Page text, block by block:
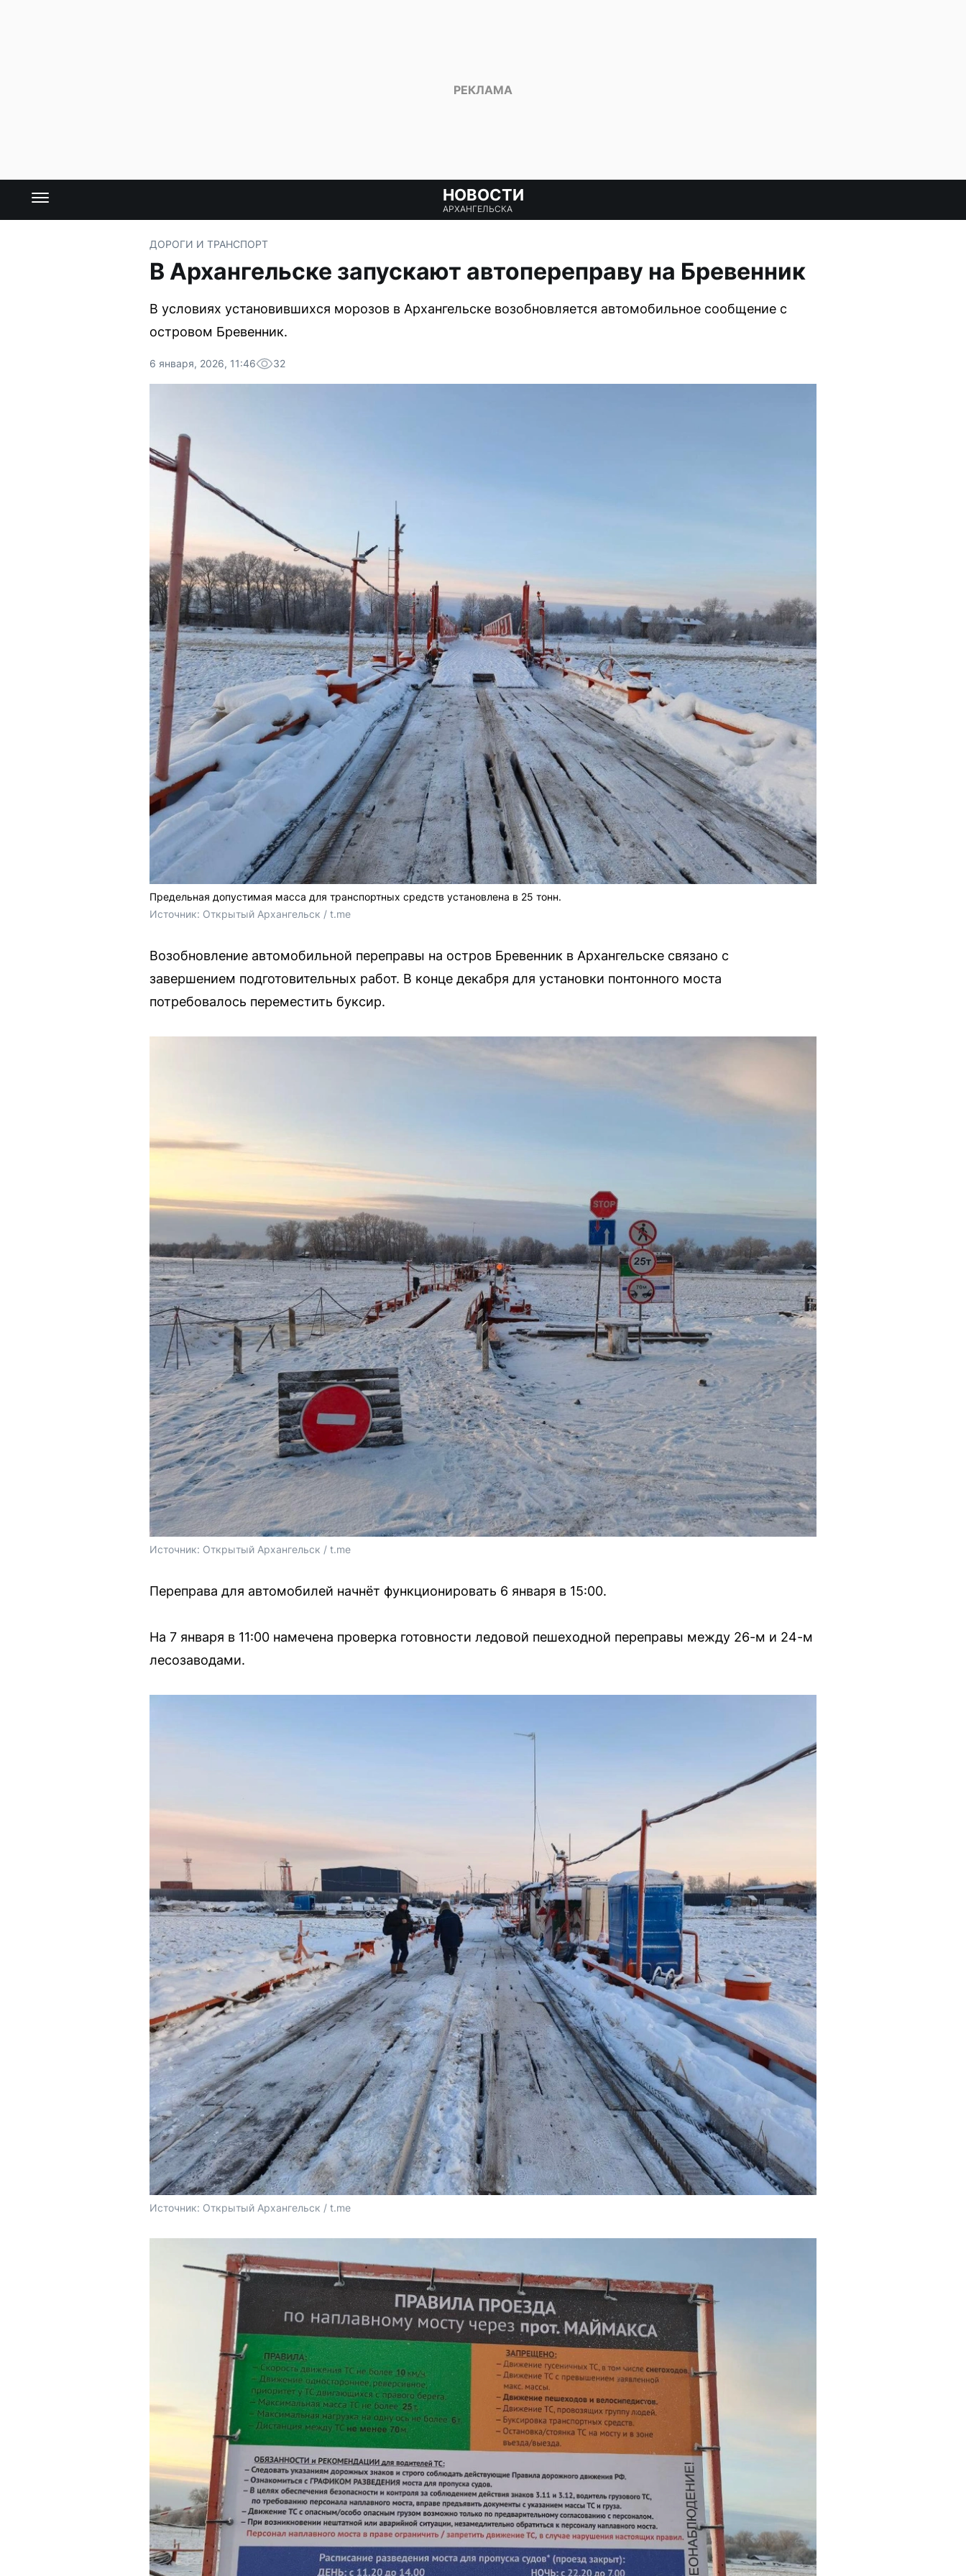
НОВОСТИ
АРХАНГЕЛЬСКА
ДОРОГИ И ТРАНСПОРТ
В Архангельске запускают автопереправу на Бревенник
В условиях установившихся морозов в Архангельске возобновляется автомобильное сообщение с
островом Бревенник.
6 января, 2026, 11:46 32
Предельная допустимая масса для транспортных средств установлена в 25 тонн.
Источник: Открытый Архангельск / t.me
Возобновление автомобильной переправы на остров Бревенник в Архангельске связано с
завершением подготовительных работ. В конце декабря для установки понтонного моста
потребовалось переместить буксир.
Источник: Открытый Архангельск / t.me
Переправа для автомобилей начнёт функционировать 6 января в 15:00.
На 7 января в 11:00 намечена проверка готовности ледовой пешеходной переправы между 26-м и 24-м
лесозаводами.
Источник: Открытый Архангельск / t.me